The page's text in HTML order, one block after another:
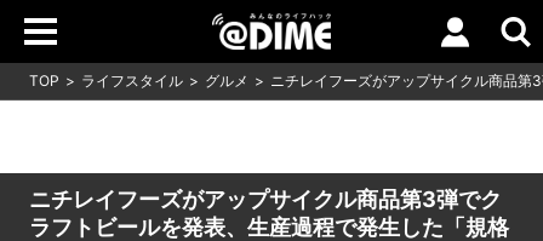
TOP ライフスタイル グルメ ニチレイフーズがアップサイクル商品第
ニチレイフーズがアップサイクル商品第3弾でク
ラフトビールを発表、生産過程で発生した「規格